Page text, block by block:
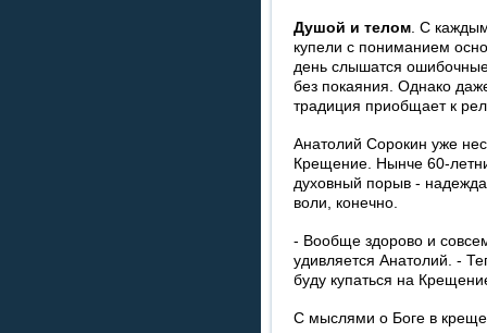
Душой и телом. С
купели с пониманием
день слышатся
без покаяния. Однако
традиция приобщает к
Анатолий Сорокин уже
Крещение. Нынче 60-
духовный порыв -
воли, конечно.
- Вообще здорово и
удивляется Анатолий. -
буду купаться на
С мыслями о Боге в